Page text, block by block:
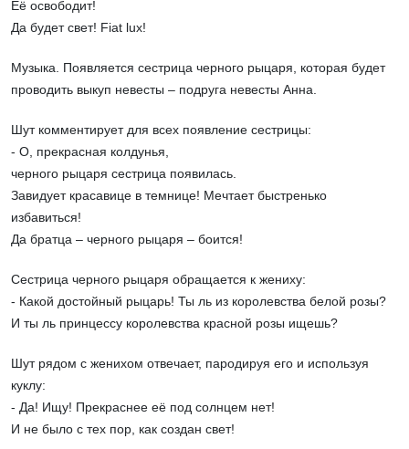
Её освободит!
Да будет свет! Fiat lux!
Музыка. Появляется сестрица черного рыцаря, которая будет
проводить выкуп невесты – подруга невесты Анна.
Шут комментирует для всех появление сестрицы:
- О, прекрасная колдунья,
черного рыцаря сестрица появилась.
Завидует красавице в темнице! Мечтает быстренько
избавиться!
Да братца – черного рыцаря – боится!
Сестрица черного рыцаря обращается к жениху:
- Какой достойный рыцарь! Ты ль из королевства белой розы?
И ты ль принцессу королевства красной розы ищешь?
Шут рядом с женихом отвечает, пародируя его и используя
куклу:
- Да! Ищу! Прекраснее её под солнцем нет!
И не было с тех пор, как создан свет!